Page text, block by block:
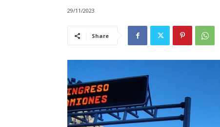
29/11/2023
Share